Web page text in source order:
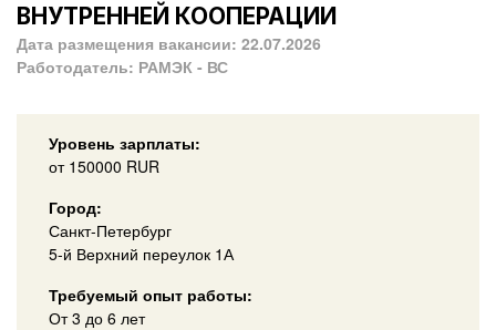
ВНУТРЕННЕЙ КООПЕРАЦИИ
Дата размещения вакансии: 22.07.2026
Работодатель: РАМЭК - ВС
Уровень зарплаты:
от 150000 RUR
Город:
Санкт-Петербург
5-й Верхний переулок 1А
Требуемый опыт работы:
От 3 до 6 лет